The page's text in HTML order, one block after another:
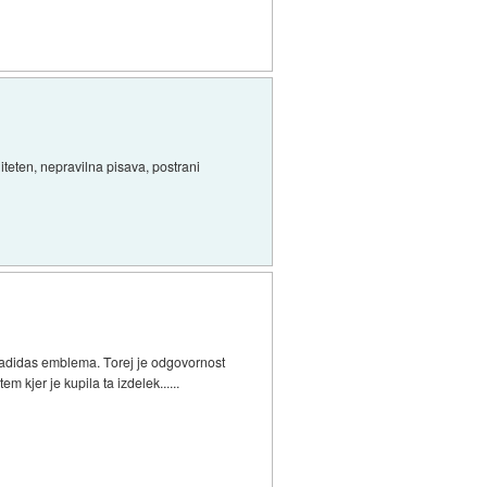
nepravilna pisava, postrani
emblema. Torej je odgovornost
kjer je kupila ta izdelek......